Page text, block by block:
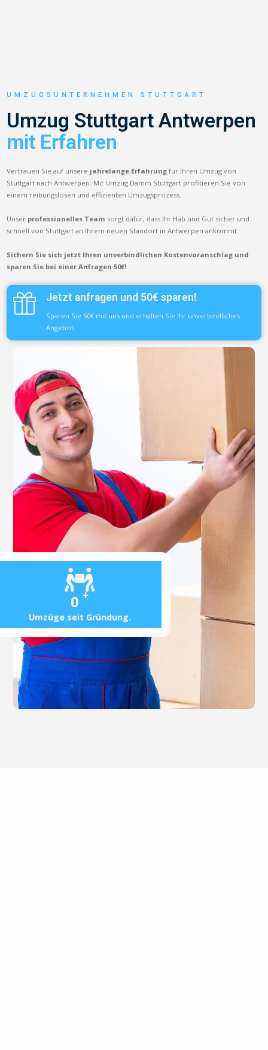
0 +
Umzüge seit Gründung.
UMZUGSUNTERNEHMEN STUTTGART
Umzug Stuttgart Antwerpen
mit Erfahren
Vertrauen Sie auf unsere jahrelange Erfahrung für Ihren Umzug von
Stuttgart nach Antwerpen. Mit Umzug Damm Stuttgart profitieren Sie von
einem reibungslosen und effizienten Umzugsprozess.
Unser professionelles Team sorgt dafür, dass Ihr Hab und Gut sicher und
schnell von Stuttgart an Ihrem neuen Standort in Antwerpen ankommt.
Sichern Sie sich jetzt Ihren unverbindlichen Kostenvoranschlag und
sparen Sie bei einer Anfragen 50€!
Jetzt anfragen und 50€ sparen!
Sparen Sie 50€ mit uns und erhalten Sie Ihr unverbindliches
Angebot.